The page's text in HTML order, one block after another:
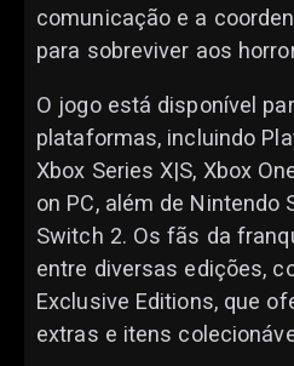
comunicação e a
para sobreviver aos
O jogo está disponível
plataformas, incluindo
Xbox Series X|S, Xbox
on PC, além de Nintendo
Switch 2. Os fãs da
entre diversas edições,
Exclusive Editions, que
extras e itens